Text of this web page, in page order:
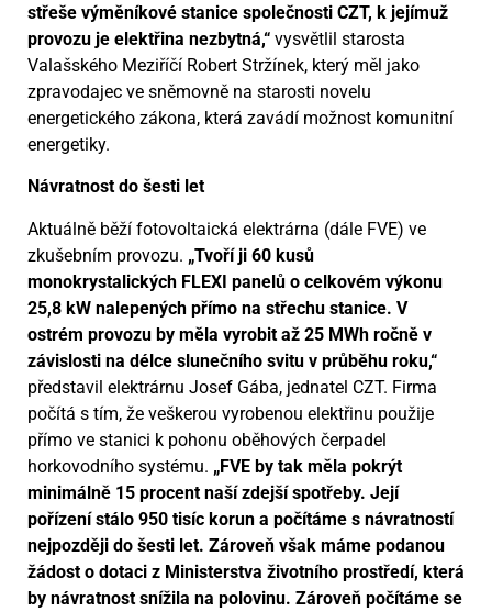
střeše výměníkové stanice společnosti CZT, k jejímuž
provozu je elektřina nezbytná,“ vysvětlil starosta
Valašského Meziříčí Robert Stržínek, který měl jako
zpravodajec ve sněmovně na starosti novelu
energetického zákona, která zavádí možnost komunitní
energetiky.
Návratnost do šesti let
Aktuálně běží fotovoltaická elektrárna (dále FVE) ve
zkušebním provozu. „Tvoří ji 60 kusů
monokrystalických FLEXI panelů o celkovém výkonu
25,8 kW nalepených přímo na střechu stanice. V
ostrém provozu by měla vyrobit až 25 MWh ročně v
závislosti na délce slunečního svitu v průběhu roku,“
představil elektrárnu Josef Gába, jednatel CZT. Firma
počítá s tím, že veškerou vyrobenou elektřinu použije
přímo ve stanici k pohonu oběhových čerpadel
horkovodního systému. „FVE by tak měla pokrýt
minimálně 15 procent naší zdejší spotřeby. Její
pořízení stálo 950 tisíc korun a počítáme s návratností
nejpozději do šesti let. Zároveň však máme podanou
žádost o dotaci z Ministerstva životního prostředí, která
by návratnost snížila na polovinu. Zároveň počítáme se